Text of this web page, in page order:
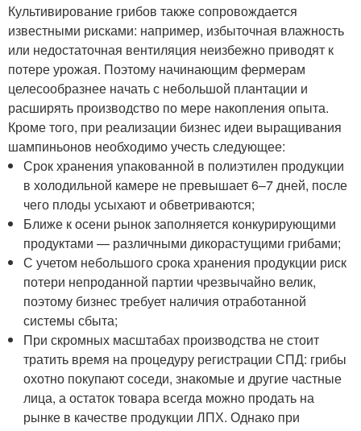
Культивирование грибов также сопровождается
известными рисками: например, избыточная влажность
или недостаточная вентиляция неизбежно приводят к
потере урожая. Поэтому начинающим фермерам
целесообразнее начать с небольшой плантации и
расширять производство по мере накопления опыта.
Кроме того, при реализации бизнес идеи выращивания
шампиньонов необходимо учесть следующее:
Срок хранения упакованной в полиэтилен продукции
в холодильной камере не превышает 6–7 дней, после
чего плоды усыхают и обветриваются;
Ближе к осени рынок заполняется конкурирующими
продуктами — различными дикорастущими грибами;
С учетом небольшого срока хранения продукции риск
потери непроданной партии чрезвычайно велик,
поэтому бизнес требует наличия отработанной
системы сбыта;
При скромных масштабах производства не стоит
тратить время на процедуру регистрации СПД: грибы
охотно покупают соседи, знакомые и другие частные
лица, а остаток товара всегда можно продать на
рынке в качестве продукции ЛПХ. Однако при